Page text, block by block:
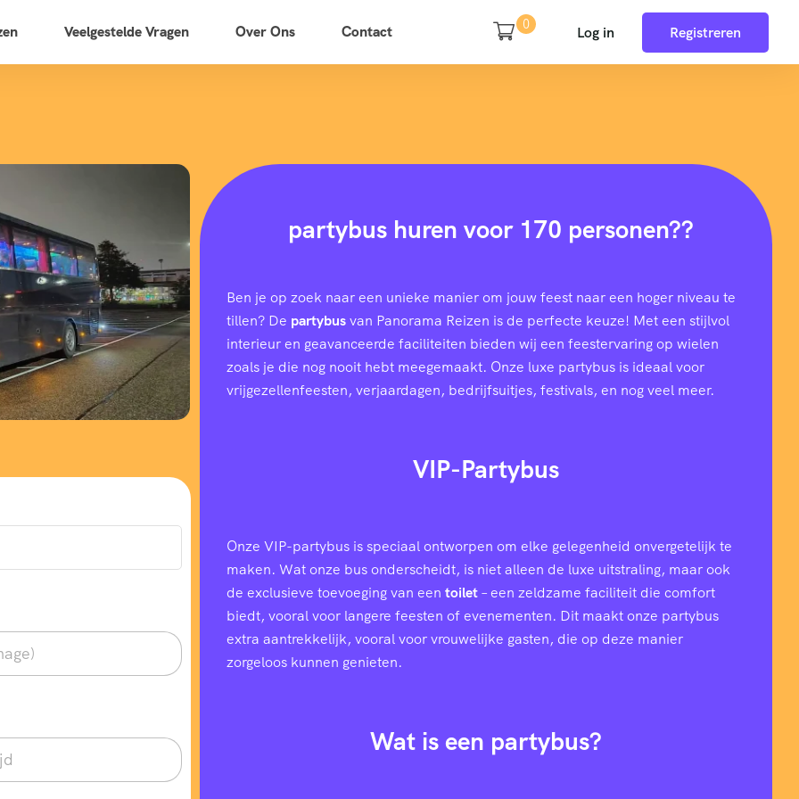
Veelgestelde Vragen Over Ons Contact 0 Log in Registreren
partybus huren voor 170 personen??
Ben je op zoek naar een unieke manier om jouw feest naar een hoger niveau te
tillen? De partybusvan Panorama Reizen is de perfecte keuze! Met een stijlvol
interieur en geavanceerde faciliteiten bieden wij een feestervaring op wielen
zoals je die nog nooit hebt meegemaakt. Onze luxe partybus is ideaal voor
vrijgezellenfeesten, verjaardagen, bedrijfsuitjes, festivals, en nog veel meer.
VIP-Partybus
Onze VIP-partybus is speciaal ontworpen om elke gelegenheid onvergetelijk te
maken. Wat onze bus onderscheidt, is niet alleen de luxe uitstraling, maar ook
de exclusieve toevoeging van een toilet– een zeldzame faciliteit die comfort
biedt, vooral voor langere feesten of evenementen. Dit maakt onze partybus
extra aantrekkelijk, vooral voor vrouwelijke gasten, die op deze manier
zorgeloos kunnen genieten.
Wat is een partybus?